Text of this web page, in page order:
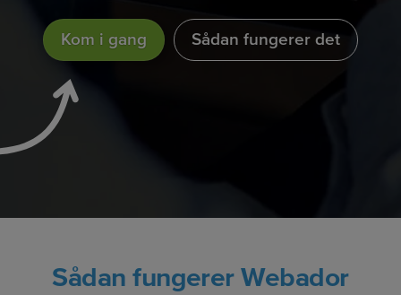
Kom i gang Sådan fungerer det
Sådan fungerer Webador